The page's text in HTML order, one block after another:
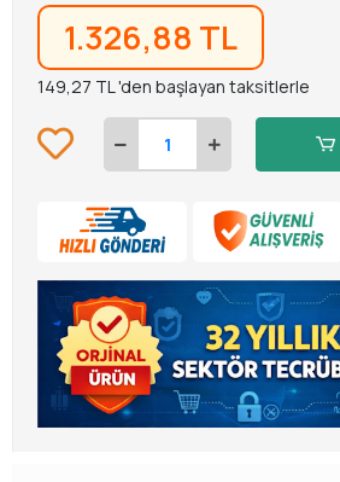
1.326,88 TL
149,27 TL 'den başlayan taksitlerle